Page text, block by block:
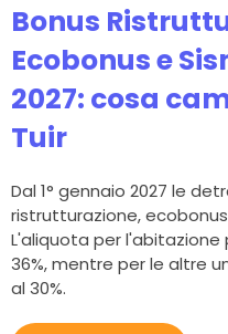
Bonus
Ecobonus e
2027: cosa
Tuir
Dal 1° gennaio 2027 le
ristrutturazione,
L'aliquota per l'abitazione
36%, mentre per le altre
al 30%.